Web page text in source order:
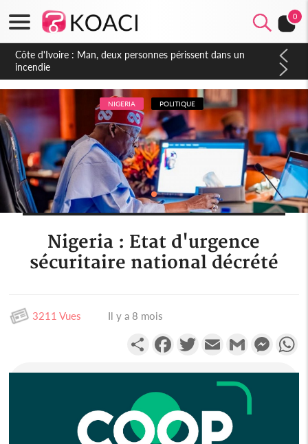
0
Côte d'Ivoire : Séileu, la célébration de la fête nationale
transformée en vaste campagne contre les produits
dépigmentants dangereux
NIGERIA POLITIQUE
Nigeria : Etat d'urgence
sécuritaire national décrété
3211 Vues Il y a 8 mois
PartagerFacebookTwitterEmail Gmail